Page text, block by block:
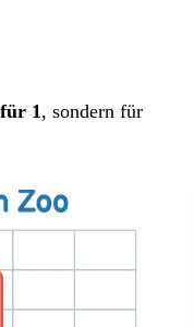
1 , sondern für